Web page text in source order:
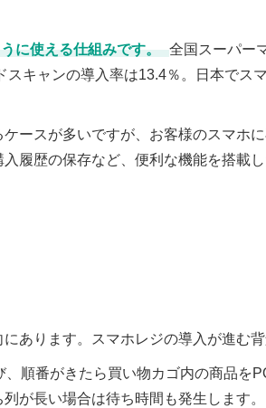
に使える仕組みです。 全国スーパー
キャンの導入率は13.4％。日本で
ースが多いですが、お客様のスマホ
履歴の保存など、便利な機能を搭載し
あります。スマホレジの導入が進む
順番がきたら買い物カゴ内の商品を
が長い場合は待ち時間も発生します